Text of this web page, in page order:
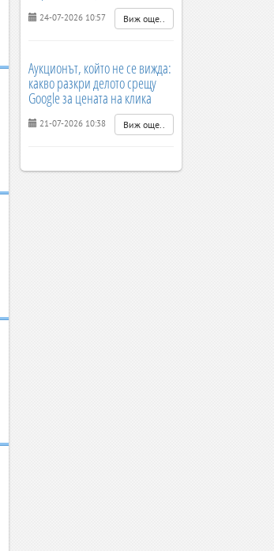
24-07-2026 10:57 Виж още..
Аукционът, който не се вижда:
какво разкри делото срещу
Google за цената на клика
21-07-2026 10:38 Виж още..